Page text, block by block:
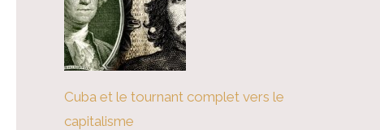
Cuba et le tournant complet vers le
capitalisme